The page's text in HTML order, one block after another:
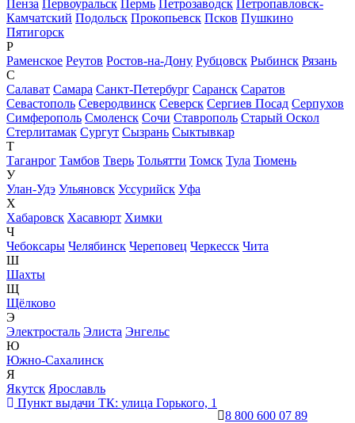
Пенза Первоуральск Пермь Петрозаводск Петропавловск-
Камчатский Подольск Прокопьевск Псков Пушкино
Пятигорск
Р
Раменское Реутов Ростов-на-Дону Рубцовск Рыбинск Рязань
С
Салават Самара Санкт-Петербург Саранск Саратов
Севастополь Северодвинск Северск Сергиев Посад Серпухов
Симферополь Смоленск Сочи Ставрополь Старый Оскол
Стерлитамак Сургут Сызрань Сыктывкар
Т
Таганрог Тамбов Тверь Тольятти Томск Тула Тюмень
У
Улан-Удэ Ульяновск Уссурийск Уфа
Х
Хабаровск Хасавюрт Химки
Ч
Чебоксары Челябинск Череповец Черкесск Чита
Ш
Шахты
Щ
Щёлково
Э
Электросталь Элиста Энгельс
Ю
Южно-Сахалинск
Я
Якутск Ярославль
Пункт выдачи ТК: улица Горького, 1
8 800 600 07 89